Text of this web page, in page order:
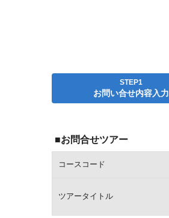
STEP1
お問い合せ内容入力
■お問合せツアー
コースコード
ツアータイトル